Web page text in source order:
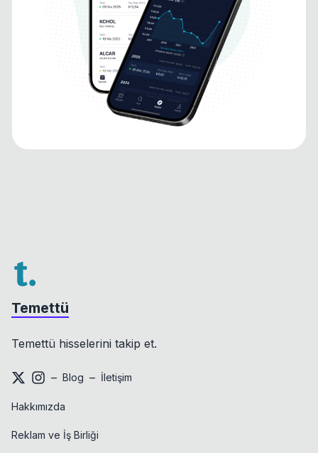
Temettü
Temettü hisselerini takip et.
– Blog – İletişim
Hakkımızda
Reklam ve İş Birliği